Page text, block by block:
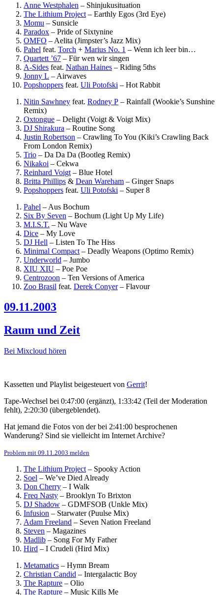
Anne Westphalen – Shinjukusituation
The Lithium Project – Earthly Egos (3rd Eye)
Momu – Sunsicle
Paradox – Pride of Sixtynine
OMFO – Aelita (Jimpster’s Jazz Mix)
Pahel feat. Torch + Marius No. 1 – Wenn ich leer bin…
Quartett ’67 – Für wen wir singen
A-Sides feat. Nathan Haines – Riding 5ths
Jonny L – Airwaves
Popshoppers feat. Uli Potofski – Hot Rabbit
Nitin Sawhney feat. Rodney P – Rainfall (Wookie’s Sunshine
Remix)
Oxtongue – Delight (Voigt & Voigt Mix)
DJ Shirakura – Routine Song
Justin Robertson – Crawling To You (Kiki’s Crawling Back
From London Remix)
Trio – Da Da Da (Bootleg Remix)
Nikakoi – Cekwa
Reinhard Voigt – Blue Hotel
Britta Phillips & Dean Wareham – Ginger Snaps
Popshoppers feat. Uli Potofski – Super 8
Pahel – Aus Bochum
Six By Seven – Bochum (Light Up My Life)
M.I.S.T. – Nu Wave
Dice – My Love
DJ Hell – Listen To The Hiss
Minimal Compact – Deadly Weapons (Optimo Remix)
Underworld – Jumbo
XIU XIU – Poe Poe
Centrozoon – Ten Versions of America
Zoo Brasil feat. Derek Conyer– Flavour
09.11.2003
Raum und Zeit
Bei Mixcloud hören
Kassetten und Playlist beigesteuert von Gerrit!
Tape-Wechsel bei 0:47:00 (ergänzt), 1:33:42 (Teil der Moderation
fehlt), 2:20:30 (übergeblendet).
Hat jemand die Fotos von der bei 2:41:00 besprochenen
Wanderung? Sind sie vielleicht im Internet Archive?
Problem mit 09.11.2003 melden
The Lithium Project – Spooky Action
Soel – We’ve Died Already
Don Cherry – I Walk
Freq Nasty – Brooklyn To Brixton
DJ Shadow – GDMFSOB (Unkle Mix)
Infusion – Starwater (Puulse Mix)
Adam Freeland – Seven Nation Freeland
Steven – Magazines
Madlib – Song For My Father
Hird – I Crudeli (Hird Mix)
Metamatics – Hymn Bream
Christian Candid – Intergalactic Boy
The Rapture – Olio
The Rapture – Music Kills Me